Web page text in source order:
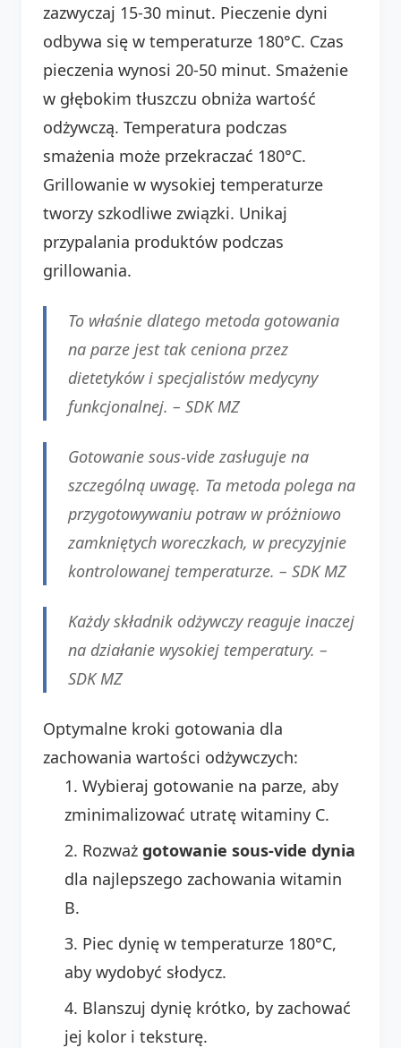
zazwyczaj 15-30 minut. Pieczenie dyni
odbywa się w temperaturze 180°C. Czas
pieczenia wynosi 20-50 minut. Smażenie
w głębokim tłuszczu obniża wartość
odżywczą. Temperatura podczas
smażenia może przekraczać 180°C.
Grillowanie w wysokiej temperaturze
tworzy szkodliwe związki. Unikaj
przypalania produktów podczas
grillowania.
To właśnie dlatego metoda gotowania
na parze jest tak ceniona przez
dietetyków i specjalistów medycyny
funkcjonalnej. – SDK MZ
Gotowanie sous-vide zasługuje na
szczególną uwagę. Ta metoda polega na
przygotowywaniu potraw w próżniowo
zamkniętych woreczkach, w precyzyjnie
kontrolowanej temperaturze. – SDK MZ
Każdy składnik odżywczy reaguje inaczej
na działanie wysokiej temperatury. –
SDK MZ
Optymalne kroki gotowania dla
zachowania wartości odżywczych:
Wybieraj gotowanie na parze, aby
zminimalizować utratę witaminy C.
Rozważ gotowanie sous-vide dynia
dla najlepszego zachowania witamin
B.
Piec dynię w temperaturze 180°C,
aby wydobyć słodycz.
Blanszuj dynię krótko, by zachować
jej kolor i teksturę.